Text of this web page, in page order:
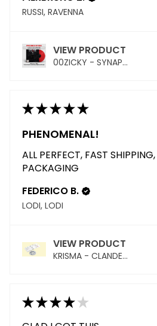
RUSSI, RAVENNA
VIEW PRODUCT
00ZICKY - SYNAP...
★★★★★
PHENOMENAL!
ALL PERFECT, FAST
PACKAGING
FEDERICO B.
LODI, LODI
VIEW PRODUCT
KRISMA - CLANDE...
★★★★ ★